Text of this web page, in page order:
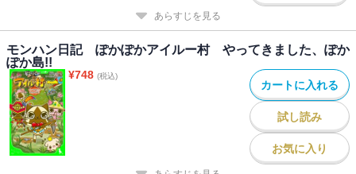
あらすじを見る
モンハン日記 ぽかぽかアイルー村 やってきました、ぽか
ぽか島!!
¥748 (税込)
カートに入れる
試し読み
お気に入り